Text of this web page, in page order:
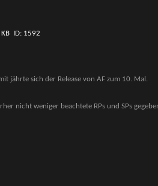
jährte sich der Release von AF zum 10. Mal.
nicht weniger beachtete RPs und SPs